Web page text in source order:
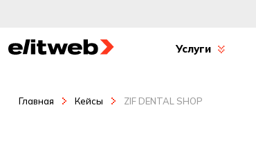
Услуги
Главная Кейсы ZIF DENTAL SHOP